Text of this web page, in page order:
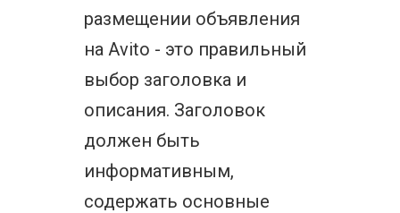
размещении объявления
на Avito - это правильный
выбор заголовка и
описания. Заголовок
должен быть
информативным,
содержать основные